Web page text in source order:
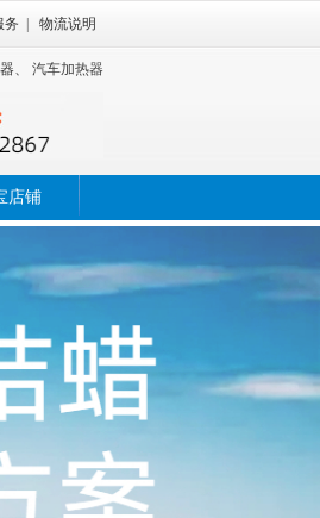
务 物流说明
、 汽车加热器
店铺